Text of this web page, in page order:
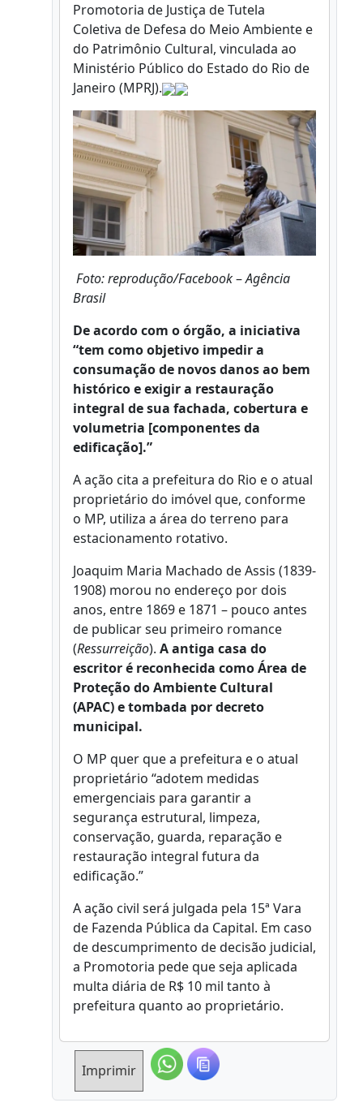
Promotoria de Justiça de Tutela
Coletiva de Defesa do Meio Ambiente e
do Patrimônio Cultural, vinculada ao
Ministério Público do Estado do Rio de
Janeiro (MPRJ).
Foto: reprodução/Facebook–Agência
Brasil
De acordo com o órgão, a iniciativa
“tem como objetivo impedir a
consumação de novos danos ao bem
histórico e exigir a restauração
integral de sua fachada, cobertura e
volumetria [componentes da
edificação].”
A ação cita a prefeitura do Rio e o atual
proprietário do imóvel que, conforme
o MP, utiliza a área do terreno para
estacionamento rotativo.
Joaquim Maria Machado de Assis (1839-
1908) morou no endereço por dois
anos, entre 1869 e 1871 – pouco antes
de publicar seu primeiro romance
(Ressurreição). A antiga casa do
escritor é reconhecida como Área de
Proteção do Ambiente Cultural
(APAC) e tombada por decreto
municipal.
O MP quer que a prefeitura e o atual
proprietário “adotem medidas
emergenciais para garantir a
segurança estrutural, limpeza,
conservação, guarda, reparação e
restauração integral futura da
edificação.”
A ação civil será julgada pela 15ª Vara
de Fazenda Pública da Capital. Em caso
de descumprimento de decisão judicial,
a Promotoria pede que seja aplicada
multa diária de R$ 10 mil tanto à
prefeitura quanto ao proprietário.
Imprimir